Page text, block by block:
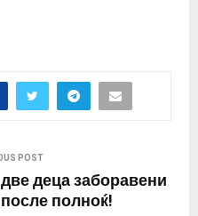
POST
деца заборавени
полноќ!